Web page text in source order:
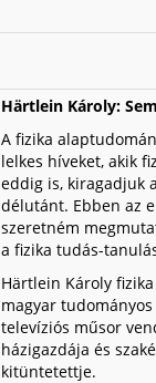
Härtlein Károly:
A fizika
lelkes híveket, akik
eddig is, kiragadjuk
délutánt. Ebben az
szeretném
a fizika tudás-
Härtlein Károly
magyar
televíziós műsor
házigazdája és
kitüntetettje.